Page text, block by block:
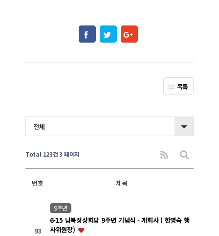
목록
전체
Total 123건3 페이지
번호 제목
93
9주년
6·15 남북정상회담 9주년 기념식 - 개회사 ( 한명숙 행
사위원장)